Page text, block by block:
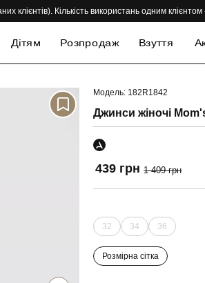
клієнтів). Кількість використань одним
Дітям Розпродаж Взуття
-69%
Модель: 182R1842
Джинси жіночі
439 грн 1 409 грн
32 34 36
Розмірна сітка